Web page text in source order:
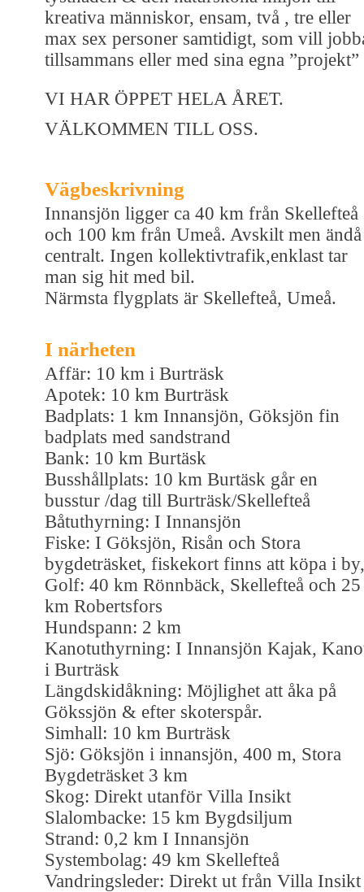
kreativa människor, ensam, två , tre eller
max sex personer samtidigt, som vill
tillsammans eller med sina egna ”projekt”
VI HAR ÖPPET HELA ÅRET.
VÄLKOMMEN TILL OSS.
Vägbeskrivning
Innansjön ligger ca 40 km från Skellefteå
och 100 km från Umeå. Avskilt men ändå
centralt. Ingen kollektivtrafik,enklast tar
man sig hit med bil.
Närmsta flygplats är Skellefteå, Umeå.
I närheten
Affär: 10 km i Burträsk
Apotek: 10 km Burträsk
Badplats: 1 km Innansjön, Göksjön fin
badplats med sandstrand
Bank: 10 km Burtäsk
Busshållplats: 10 km Burtäsk går en
busstur /dag till Burträsk/Skellefteå
Båtuthyrning: I Innansjön
Fiske: I Göksjön, Risån och Stora
bygdeträsket, fiskekort finns att köpa i by,
Golf: 40 km Rönnbäck, Skellefteå och 25
km Robertsfors
Hundspann: 2 km
Kanotuthyrning: I Innansjön Kajak,
i Burträsk
Längdskidåkning: Möjlighet att åka på
Gökssjön & efter skoterspår.
Simhall: 10 km Burträsk
Sjö: Göksjön i innansjön, 400 m, Stora
Bygdeträsket 3 km
Skog: Direkt utanför Villa Insikt
Slalombacke: 15 km Bygdsiljum
Strand: 0,2 km I Innansjön
Systembolag: 49 km Skellefteå
Vandringsleder: Direkt ut från Villa Insikt